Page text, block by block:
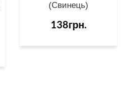
(свинець)
138грн.